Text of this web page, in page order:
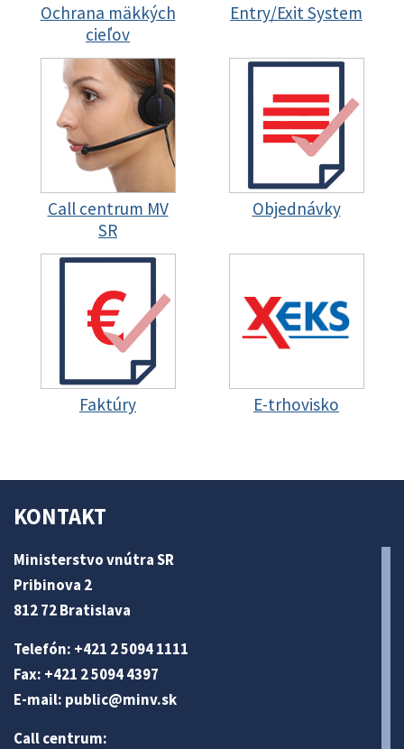
Ochrana mäkkých
cieľov
Entry/Exit System
Call centrum MV
SR
Objednávky
Faktúry E-trhovisko
KONTAKT
Ministerstvo vnútra SR
Pribinova 2
812 72 Bratislava
Telefón: +421 2 5094 1111
Fax: +421 2 5094 4397
E-mail: public@minv.sk
Call centrum: